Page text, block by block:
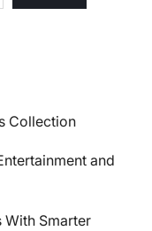
Collection
and
With Smarter